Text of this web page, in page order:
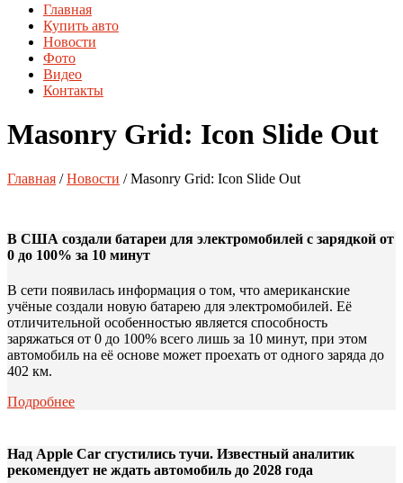
Главная
Купить авто
Новости
Фото
Видео
Контакты
Masonry Grid: Icon Slide Out
Главная /Новости / Masonry Grid: Icon Slide Out
В США создали батареи для электромобилей с зарядкой от
0 до 100% за 10 минут
В сети появилась информация о том, что американские
учёные создали новую батарею для электромобилей. Её
отличительной особенностью является способность
заряжаться от 0 до 100% всего лишь за 10 минут, при этом
автомобиль на её основе может проехать от одного заряда до
402 км.
Подробнее
Над Apple Car сгустились тучи. Известный аналитик
рекомендует не ждать автомобиль до 2028 года